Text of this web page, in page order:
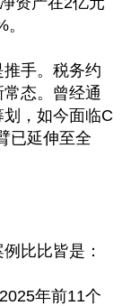
手。税务约
态。曾经通
，如今面临C
已延伸至全
比比皆是：
年前11个